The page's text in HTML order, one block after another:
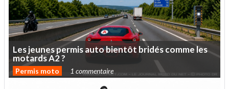
Lesjeunespermisautobientôt bridéscommeles
motardsA2?
Permis moto 1 commentaire